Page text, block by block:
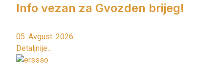
Info vezan za Gvozden brijeg!
05. Avgust. 2026.
Detaljnije...